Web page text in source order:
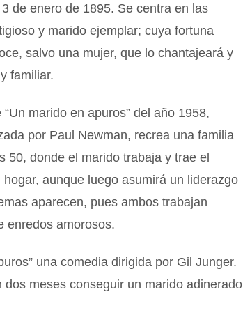
de enero de 1895. Se centra en las
y marido ejemplar; cuya fortuna
salvo una mujer, que lo chantajeará y
familiar.
marido en apuros” del año 1958,
por Paul Newman, recrea una familia
50, donde el marido trabaja y trae el
aunque luego asumirá un liderazgo
aparecen, pues ambos trabajan
enredos amorosos.
una comedia dirigida por Gil Junger.
meses conseguir un marido adinerado